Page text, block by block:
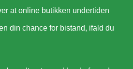
at online butikken undertiden
din chance for bistand, ifald du